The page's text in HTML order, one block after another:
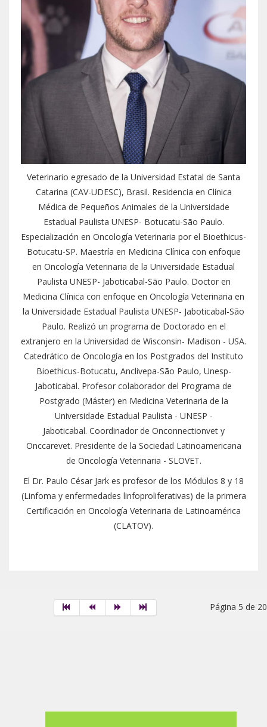
Veterinario egresado de la Universidad Estatal de Santa
Catarina (CAV-UDESC), Brasil. Residencia en Clínica
Médica de Pequeños Animales de la Universidade
Estadual Paulista UNESP- Botucatu-São Paulo.
Especialización en Oncología Veterinaria por el Bioethicus-
Botucatu-SP. Maestría en Medicina Clínica con enfoque
en Oncología Veterinaria de la Universidade Estadual
Paulista UNESP- Jaboticabal-São Paulo. Doctor en
Medicina Clínica con enfoque en Oncología Veterinaria en
la Universidade Estadual Paulista UNESP- Jaboticabal-São
Paulo. Realizó un programa de Doctorado en el
extranjero en la Universidad de Wisconsin- Madison - USA.
Catedrático de Oncología en los Postgrados del Instituto
Bioethicus-Botucatu, Anclivepa-São Paulo, Unesp-
Jaboticabal. Profesor colaborador del Programa de
Postgrado (Máster) en Medicina Veterinaria de la
Universidade Estadual Paulista - UNESP -
Jaboticabal. Coordinador de Onconnectionvet y
Onccarevet. Presidente de la Sociedad Latinoamericana
de Oncología Veterinaria - SLOVET.
El Dr. Paulo César Jark es profesor de los Módulos 8 y 18
(Linfoma y enfermedades linfoproliferativas) de la primera
Certificación en Oncología Veterinaria de Latinoamérica
(CLATOV).
Página 5 de 20